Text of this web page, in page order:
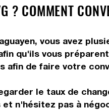
? COMMENT
vous avez
qu'ils vous
de faire votre
le taux de
n'hésitez pas à